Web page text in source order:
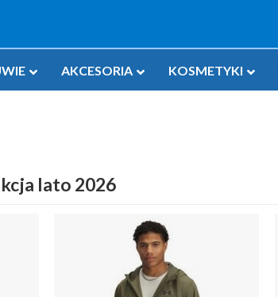
AKCESORIA KOSMETYKI
lato 2026